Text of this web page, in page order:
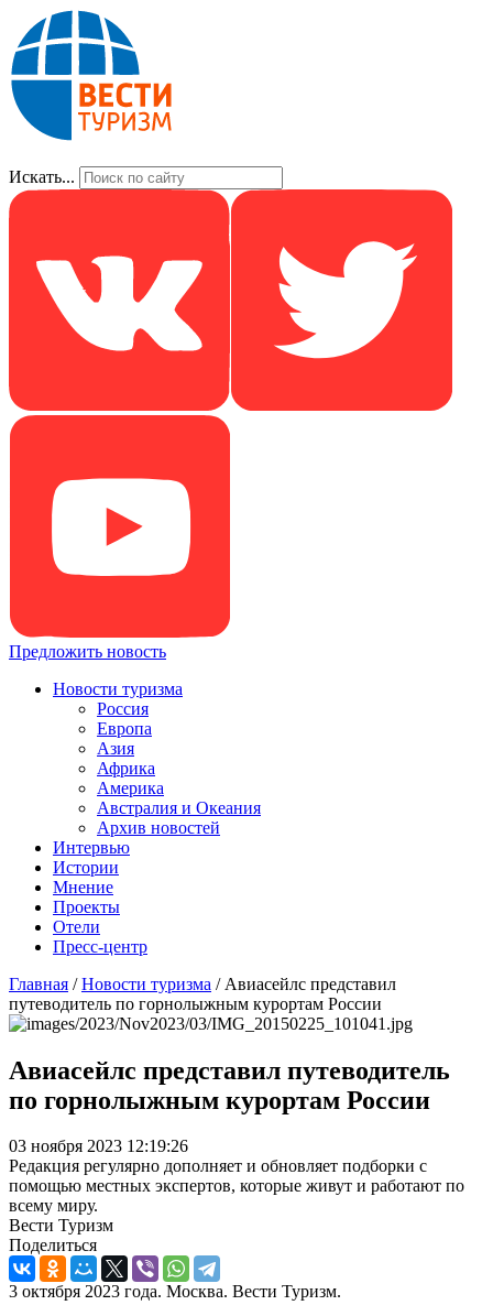
Искать...
Предложить новость
Новости туризма
Россия
Европа
Азия
Африка
Америка
Австралия и Океания
Архив новостей
Интервью
Истории
Мнение
Проекты
Отели
Пресс-центр
Главная /Новости туризма / Авиасейлс представил
путеводитель по горнолыжным курортам России
Авиасейлс представил путеводитель
по горнолыжным курортам России
03 ноября 2023 12:19:26
Редакция регулярно дополняет и обновляет подборки с
помощью местных экспертов, которые живут и работают по
всему миру.
Вести Туризм
Поделиться
3 октября 2023 года. Москва. Вести Туризм.